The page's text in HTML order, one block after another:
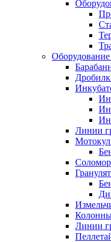
Оборудование
Линии
Линии